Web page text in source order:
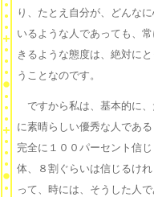
り、たとえ自分が、どんな
いるような人であっても、
きるような態度は、絶対に
うことなのです。
ですから私は、基本的に
に素晴らしい優秀な人であ
完全に１００パーセント信
体、８割ぐらいは信じるけ
って、時には、そうした人